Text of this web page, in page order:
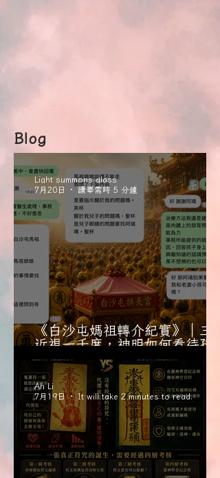
Blog
《白沙屯媽祖轉介紀實》｜三歲
近視一千度，神明如何看待孩子
的健康與父母的焦慮？
Light summons glass
7月20日
讀畢需時 5 分鐘
Ah Li
7月19日
It will take 2 minutes to read.